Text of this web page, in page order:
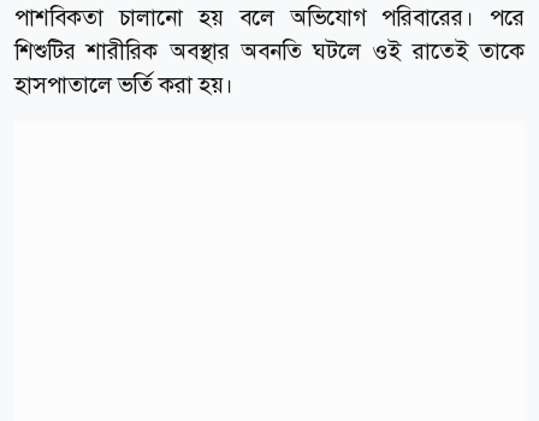
পাশবিকতা চালানো হয় বলে অভিযোগ পরিবারের। পরে
শিশুটির শারীরিক অবস্থার অবনতি ঘটলে ওই রাতেই তাকে
হাসপাতালে ভর্তি করা হয়।